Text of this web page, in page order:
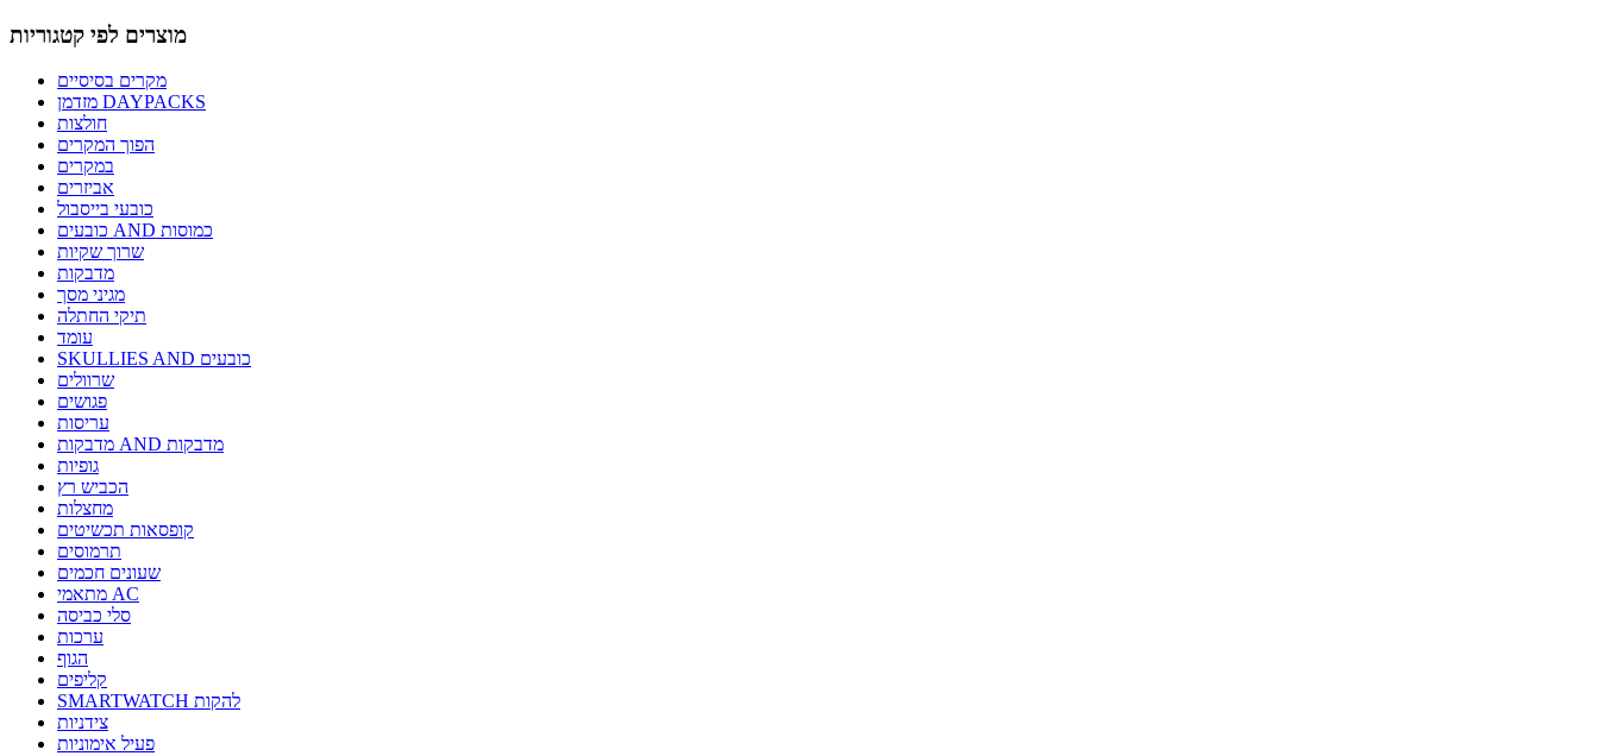
מוצרים לפי קטגוריות
מקרים בסיסיים
מזדמן DAYPACKS
חולצות
הפוך המקרים
במקרים
אביזרים
כובעי בייסבול
כובעים AND כמוסות
שרוך שקיות
מדבקות
מגיני מסך
תיקי החתלה
עומד
SKULLIES AND כובעים
שרוולים
פגושים
עריסות
מדבקות AND מדבקות
גופיות
הכביש רץ
מחצלות
קופסאות תכשיטים
תרמוסים
שעונים חכמים
מתאמי AC
סלי כביסה
ערכות
הגוף
קליפים
SMARTWATCH להקות
צידניות
פעיל אימוניות